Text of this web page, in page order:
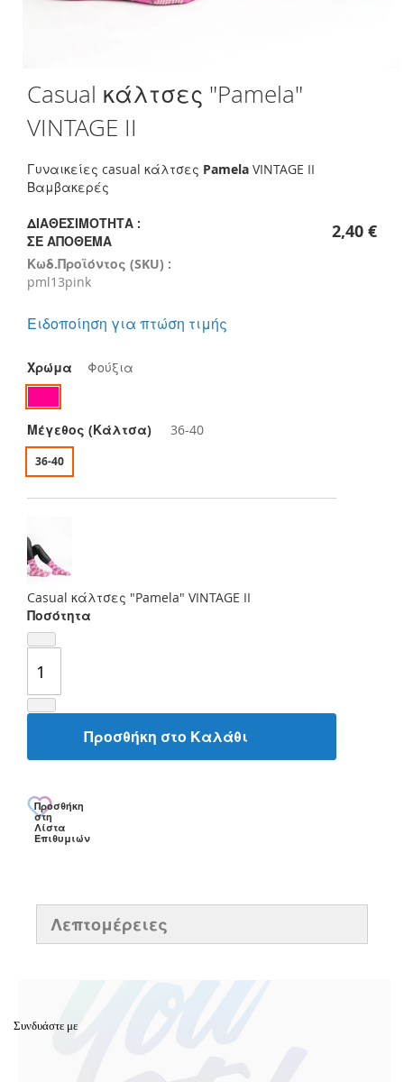
to
beginning
the
images
Casual κάλτσες "Pamela"
VINTAGE II
Γυναικείες casual κάλτσες Pamela VINTAGE II
Βαμβακερές
ΔΙΑΘΕΣΙΜΌΤΗΤΑ :
ΣΕ ΑΠΌΘΕΜΑ
Κωδ.Προϊόντος (SKU) :
pml13pink
2,40 €
Ειδοποίηση για πτώση τιμής
Χρώμα Φούξια
Μέγεθος (Κάλτσα) 36-40
36-40
Casual κάλτσες "Pamela" VINTAGE II
Ποσότητα
Προσθήκη στο Καλάθι
Προσθήκη
στη
Λίστα
Επιθυμιών
Λεπτομέρειες
Συνδυάστε με